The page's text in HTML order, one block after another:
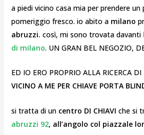
a piedi vicino casa mia per prendere un
pomeriggio fresco. io abito a milano
abruzzi. così, mi sono trovata davanti
di milano. UN GRAN BEL NEGOZIO,
ED IO ERO PROPRIO ALLA RICERCA
VICINO A ME PER CHIAVE PORTA
si tratta di un centro DI CHIAVI che si
abruzzi 92, all’angolo col piazzale